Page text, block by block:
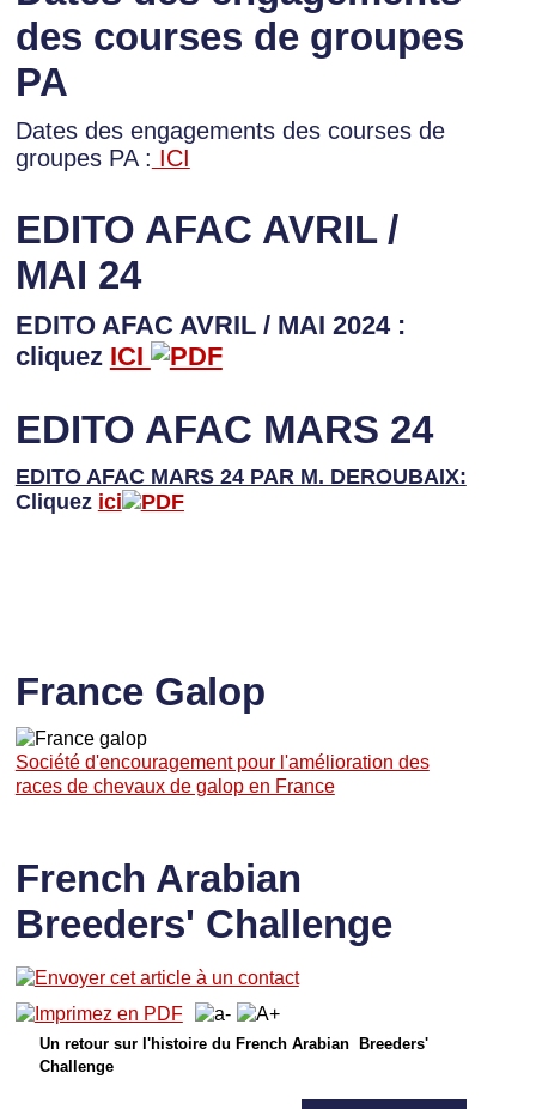
des courses de groupes
PA
Dates des engagements des courses de
groupes PA : ICI
EDITO AFAC AVRIL /
MAI 24
EDITO AFAC AVRIL / MAI 2024 :
cliquez ICI
EDITO AFAC MARS 24
EDITO AFAC MARS 24 PAR M. DEROUBAIX:
Cliquez ici
France Galop
Société d'encouragement pour l'amélioration des
races de chevaux de galop en France
French Arabian
Breeders' Challenge
Un retour sur l'histoire du French Arabian Breeders'
Challenge